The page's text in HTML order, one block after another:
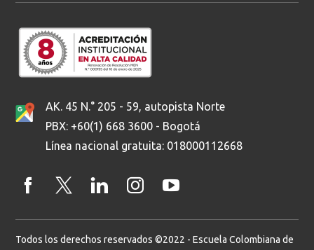
AK. 45 N.° 205 - 59, autopista Norte
PBX: +60(1) 668 3600 - Bogotá
Línea nacional gratuita: 018000112668
Todos los derechos reservados ©2022 - Escuela Colombiana de